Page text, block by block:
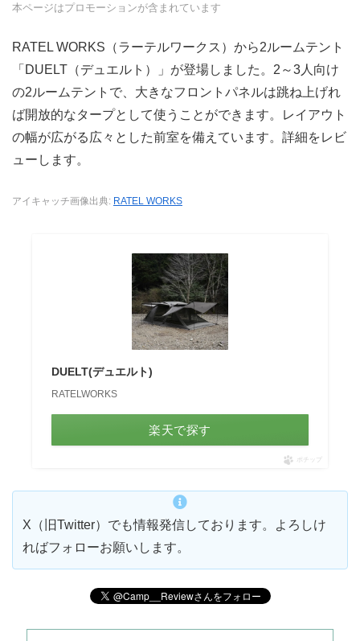
本ページはプロモーションが含まれています
RATEL WORKS（ラーテルワークス）から2ルームテント
「DUELT（デュエルト）」が登場しました。2～3人向け
の2ルームテントで、大きなフロントパネルは跳ね上げれ
ば開放的なタープとして使うことができます。レイアウト
の幅が広がる広々とした前室を備えています。詳細をレビ
ューします。
アイキャッチ画像出典: RATEL WORKS
DUELT(デュエルト)
RATELWORKS
楽天で探す
ポチップ
X（旧Twitter）でも情報発信しております。よろしけ
ればフォローお願いします。